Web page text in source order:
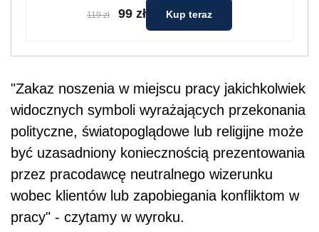
119 zł 99 zł Kup teraz
"Zakaz noszenia w miejscu pracy jakichkolwiek
widocznych symboli wyrażających przekonania
polityczne, światopoglądowe lub religijne może
być uzasadniony koniecznością prezentowania
przez pracodawcę neutralnego wizerunku
wobec klientów lub zapobiegania konfliktom w
pracy" - czytamy w wyroku.